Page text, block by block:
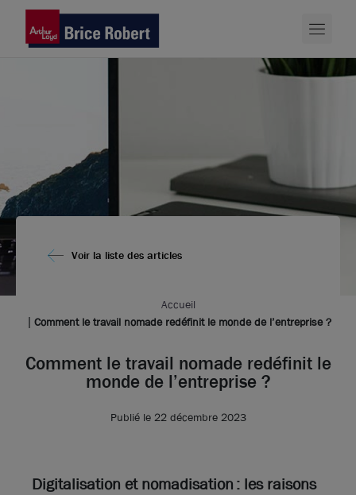
Voir la liste des articles
Accueil
Comment le travail nomade redéfinit le monde de l’entreprise ?
Comment le travail nomade redéfinit le
monde de l’entreprise ?
Publié le 22 décembre 2023
Digitalisation et nomadisation : les raisons